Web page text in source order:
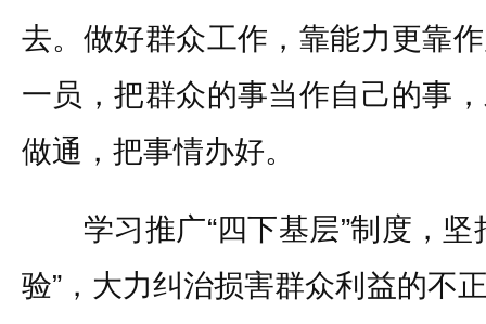
去。做好群众工作，靠能力更靠
一员，把群众的事当作自己的事
做通，把事情办好。
学习推广“四下基层”制度，坚
验”，大力纠治损害群众利益的